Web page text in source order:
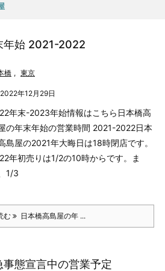
年始 2021-2022
橋 , 東京
2022年12月29日
年末-2023年始情報はこちら 日本橋高
の年末年始の営業時間 2021-2022日本
島屋の2021年大晦日は18時閉店です。
年初売りは1/2の10時からです。
ま
1/3
む 日本橋高島屋の年 ...
態宣言中の営業予定